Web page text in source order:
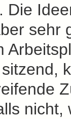
Die
sehr
nicht,